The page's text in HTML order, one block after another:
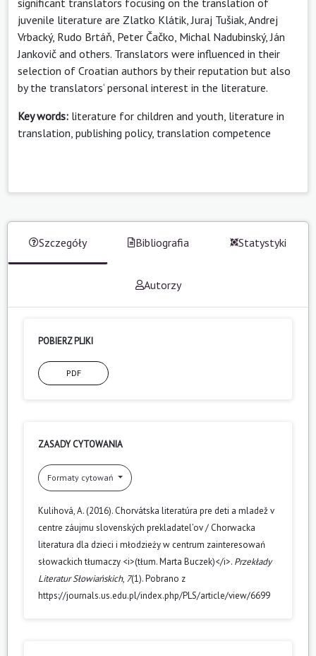
juvenile literature are Zlatko Klátik, Juraj Tušiak, Andrej
Vrbacký, Rudo Brtáň, Peter Čačko, Michal Nadubinský, Ján
Jankovič and others. Translators were influenced in their
selection of Croatian authors by their reputation but also
by the translators‘ personal interest in the literature.
Key words: literature for children and youth, literature in
translation, publishing policy, translation competence
Szczegóły Bibliografia Statystyki
Autorzy
POBIERZ PLIKI
PDF
ZASADY CYTOWANIA
Formaty cytowań
Kulihová, A. (2016). Chorvátska literatúra pre deti a mladež v
centre záujmu slovenských prekladatel’ov / Chorwacka
literatura dla dzieci i młodzieży w centrum zainteresowań
słowackich tłumaczy <i>(tłum. Marta Buczek)</i>. Przekłady
Literatur Słowiańskich, 7(1). Pobrano z
https://journals.us.edu.pl/index.php/PLS/article/view/6699